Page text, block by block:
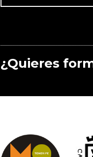
¿Quieres